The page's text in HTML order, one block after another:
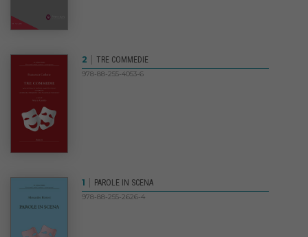
2 | TRE COMMEDIE
978-88-255-4053-6
1 | PAROLE IN SCENA
978-88-255-2626-4